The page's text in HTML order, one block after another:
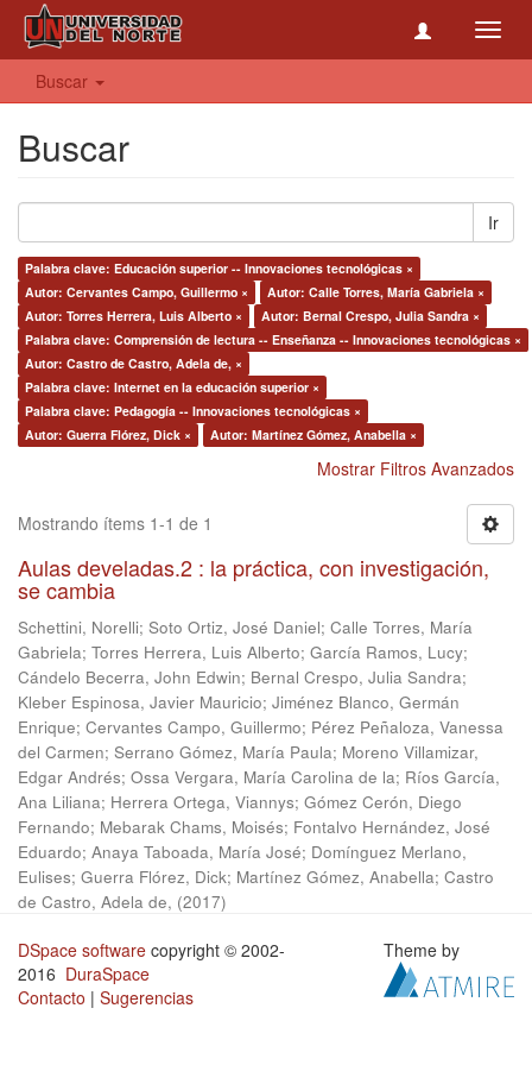
Buscar
Buscar
Ir
Palabra clave: Educación superior -- Innovaciones tecnológicas ×
Autor: Cervantes Campo, Guillermo ×
Autor: Calle Torres, María Gabriela ×
Autor: Torres Herrera, Luis Alberto ×
Autor: Bernal Crespo, Julia Sandra ×
Palabra clave: Comprensión de lectura -- Enseñanza -- Innovaciones tecnológicas ×
Autor: Castro de Castro, Adela de, ×
Palabra clave: Internet en la educación superior ×
Palabra clave: Pedagogía -- Innovaciones tecnológicas ×
Autor: Guerra Flórez, Dick ×
Autor: Martínez Gómez, Anabella ×
Mostrar Filtros Avanzados
Mostrando ítems 1-1 de 1
Aulas develadas.2 : la práctica, con investigación,
se cambia
Schettini, Norelli; Soto Ortiz, José Daniel; Calle Torres, María
Gabriela; Torres Herrera, Luis Alberto; García Ramos, Lucy;
Cándelo Becerra, John Edwin; Bernal Crespo, Julia Sandra;
Kleber Espinosa, Javier Mauricio; Jiménez Blanco, Germán
Enrique; Cervantes Campo, Guillermo; Pérez Peñaloza, Vanessa
del Carmen; Serrano Gómez, María Paula; Moreno Villamizar,
Edgar Andrés; Ossa Vergara, María Carolina de la; Ríos García,
Ana Liliana; Herrera Ortega, Viannys; Gómez Cerón, Diego
Fernando; Mebarak Chams, Moisés; Fontalvo Hernández, José
Eduardo; Anaya Taboada, María José; Domínguez Merlano,
Eulises; Guerra Flórez, Dick; Martínez Gómez, Anabella; Castro
de Castro, Adela de, (2017)
DSpace software copyright © 2002-
2016 DuraSpace
Contacto | Sugerencias
Theme by